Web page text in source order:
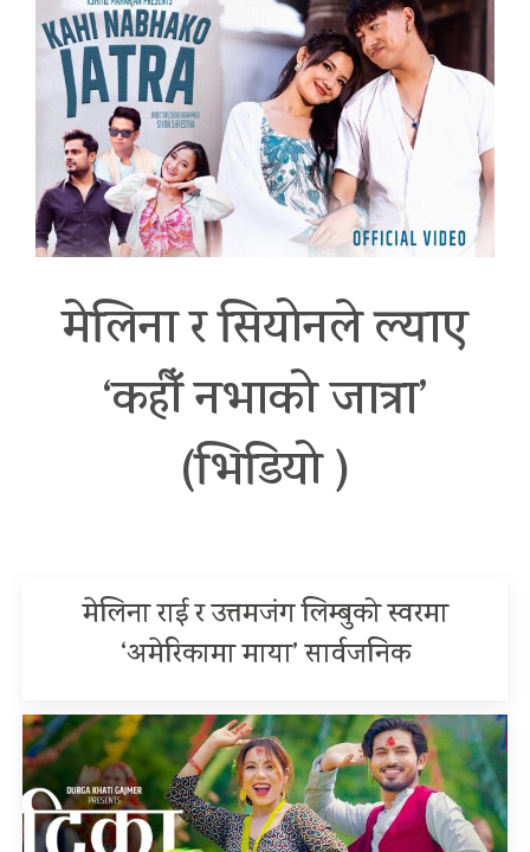
मेलिना र सियोनले ल्याए
‘कहीँ नभाको जात्रा’
(भिडियो )
मेलिना राई र उत्तमजंग लिम्बुको स्वरमा
‘अमेरिकामा माया’ सार्वजनिक